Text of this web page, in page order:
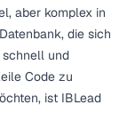
aber komplex in
die sich
und
Code zu
ist IBLead